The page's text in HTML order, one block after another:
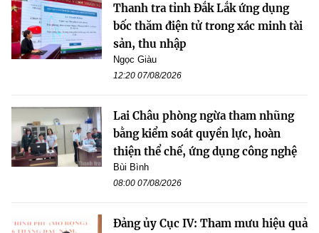
Thanh tra tỉnh Đắk Lắk ứng dụng
bốc thăm điện tử trong xác minh tài
sản, thu nhập
Ngọc Giàu
12:20 07/08/2026
Lai Châu phòng ngừa tham nhũng
bằng kiểm soát quyền lực, hoàn
thiện thể chế, ứng dụng công nghệ
Bùi Bình
08:00 07/08/2026
Đảng ủy Cục IV: Tham mưu hiệu quả